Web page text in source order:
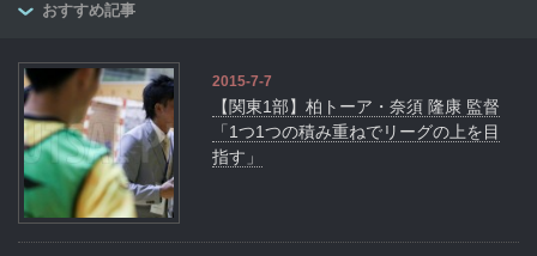
おすすめ記事
2015-7-7
【関東1部】柏トーア・奈須 隆康 監督
「1つ1つの積み重ねでリーグの上を目
指す」